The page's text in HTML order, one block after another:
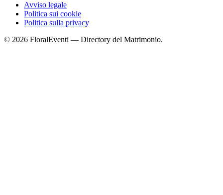
Avviso legale
Politica sui cookie
Politica sulla privacy
© 2026 FloralEventi — Directory del Matrimonio.